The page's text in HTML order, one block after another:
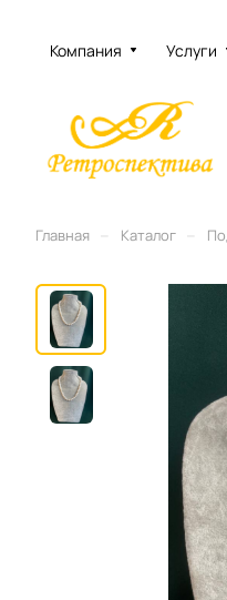
Компания Услуги
Главная Каталог